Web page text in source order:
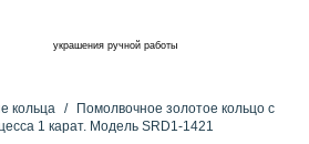
украшения ручной работы
кольца
Помолвочное золотое кольцо с
1 карат. Модель SRD1-1421